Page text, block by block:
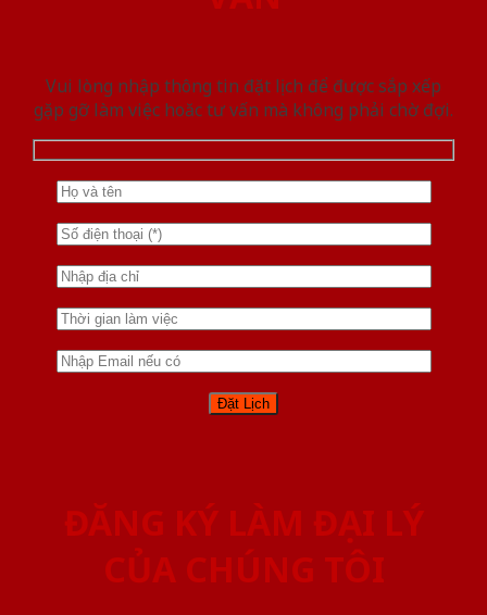
Vui lòng nhập thông tin đặt lịch để được sắp xếp
gặp gỡ làm việc hoăc tư vấn mà không phải chờ đợi.
ĐĂNG KÝ LÀM ĐẠI LÝ
CỦA CHÚNG TÔI